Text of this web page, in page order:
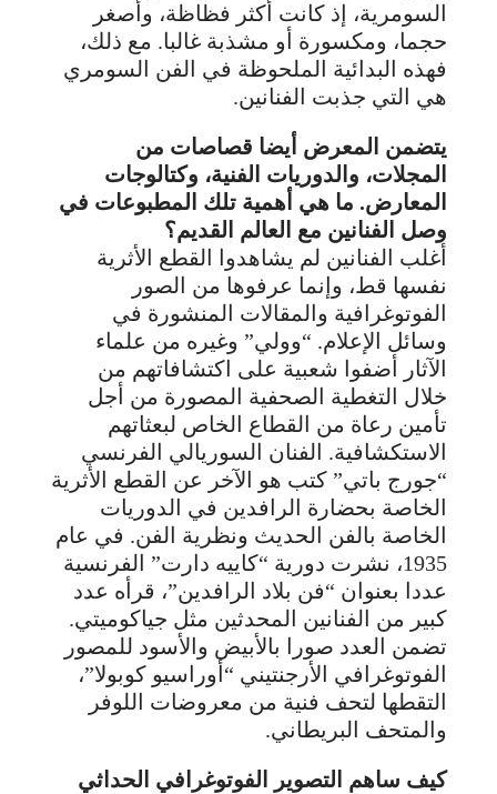
السومرية، إذ كانت أكثر فظاظة، وأصغر
حجما، ومكسورة أو مشذبة غالبا. مع ذلك،
فهذه البدائية الملحوظة في الفن السومري
هي التي جذبت الفنانين.
يتضمن المعرض أيضا قصاصات من
المجلات، والدوريات الفنية، وكتالوجات
المعارض. ما هي أهمية تلك المطبوعات في
وصل الفنانين مع العالم القديم؟
أغلب الفنانين لم يشاهدوا القطع الأثرية
نفسها قط، وإنما عرفوها من الصور
الفوتوغرافية والمقالات المنشورة في
وسائل الإعلام. “وولي” وغيره من علماء
الآثار أضفوا شعبية على اكتشافاتهم من
خلال التغطية الصحفية المصورة من أجل
تأمين رعاة من القطاع الخاص لبعثاتهم
الاستكشافية. الفنان السوريالي الفرنسي
“جورج باتي” كتب هو الآخر عن القطع الأثرية
الخاصة بحضارة الرافدين في الدوريات
الخاصة بالفن الحديث ونظرية الفن. في عام
1935، نشرت دورية “كاييه دارت” الفرنسية
عددا بعنوان “فن بلاد الرافدين”، قرأه عدد
كبير من الفنانين المحدثين مثل جياكوميتي.
تضمن العدد صورا بالأبيض والأسود للمصور
الفوتوغرافي الأرجنتيني “أوراسيو كوبولا”،
التقطها لتحف فنية من معروضات اللوفر
والمتحف البريطاني.
كيف ساهم التصوير الفوتوغرافي الحداثي